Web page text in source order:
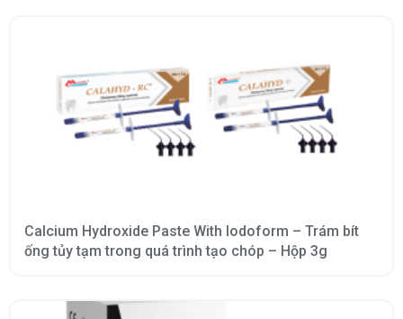
Calcium Hydroxide Paste With Iodoform – Trám bít
ống tủy tạm trong quá trình tạo chóp – Hộp 3g